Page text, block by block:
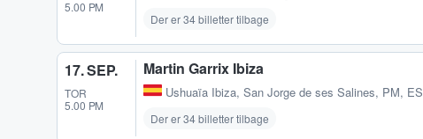
5.00 PM
Der er 34 billetter tilbage
17. SEP.
TOR
5.00 PM
Martin Garrix Ibiza
Ushuaïa Ibiza, San Jorge de ses Salines, PM, ES
Der er 34 billetter tilbage